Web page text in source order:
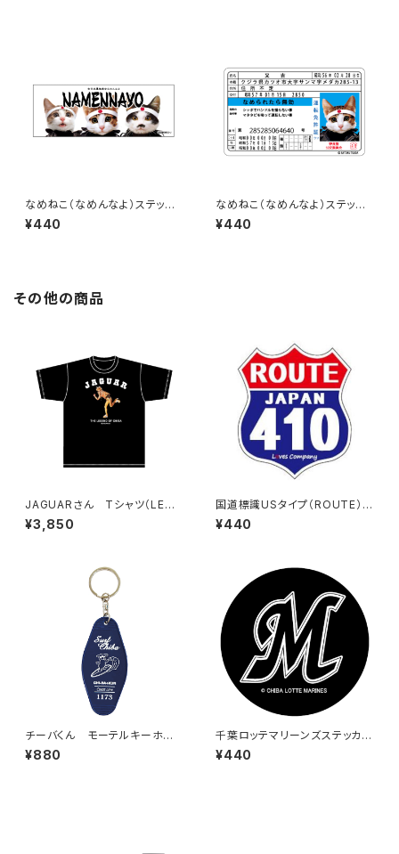
なめねこ（なめんなよ）ステッカ
ー C-3
¥440
なめねこ（なめんなよ）ステッカ
ー D-2
¥440
その他の商品
JAGUARさん Tシャツ（LEGE
ND-B）Black
¥3,850
国道標識USタイプ（ROUTE）ス
テッカー 410号線
¥440
チーバくん モーテルキーホル
ダー design3
¥880
千葉ロッテマリーンズステッカー
6
¥440